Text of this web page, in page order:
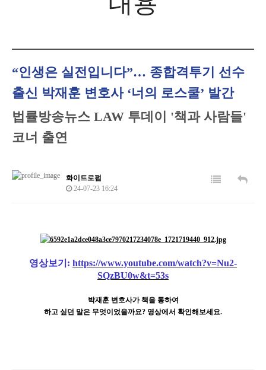
“인생은 실전입니다”… 종합격투기 선수
출신 박재훈 변호사 ‘너의 로스쿨’ 발간
법률방송뉴스 LAW 투데이 '책과 사람들'
코너 출연
화이트로펌
24-07-23 16:24
영상보기: https://www.youtube.com/watch?v=Nu2-
SQzBU0w&t=53s
박재훈 변호사가 책을 통하여
하고 싶던 말은 무엇이었을까요? 영상에서 확인해보세요.